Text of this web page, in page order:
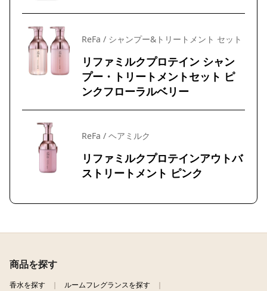
ReFa / シャンプー&トリートメント セット
リファミルクプロテイン シャン
プー・トリートメントセット ピ
ンクフローラルベリー
ReFa / ヘアミルク
リファミルクプロテインアウトバ
ストリートメント ピンク
商品を探す
香水を探す ルームフレグランスを探す